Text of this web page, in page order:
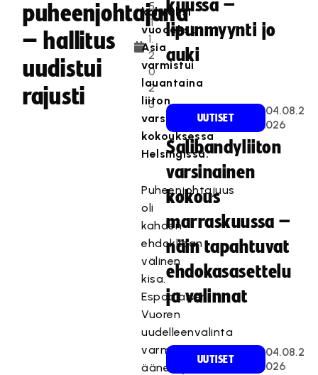
puheenjohtajana
– hallitus
uudistui
rajusti
5
.1
1.
2
0
2
3
kolmeksi
vuodeksi.
Asia
varmistui
lauantaina
liiton
varsinaisessa
kokouksessa
Helsingissä.
Puheenjohtajuus
oli
kahden
ehdokkaan
välinen
kisa.
Espoolaisen
Vuoren
uudelleenvalinta
varmistui
äänestyksen
kuussa –
lipunmyynti jo
auki
UUTISET
04.08.2
026
Salibandyliiton
varsinainen
kokous
marraskuussa –
näin tapahtuvat
ehdokasasettelu
ja valinnat
UUTISET
04.08.2
026